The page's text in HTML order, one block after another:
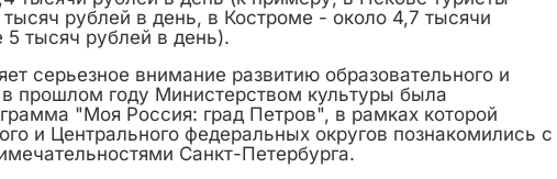
тысяч рублей в день, в Костроме - около 4,7 тысячи
тысяч рублей в день).
серьезное внимание развитию образовательного и
прошлом году Министерством культуры была
"Моя Россия: град Петров", в рамках которой
и Центрального федеральных округов познакомились с
Санкт-Петербурга.